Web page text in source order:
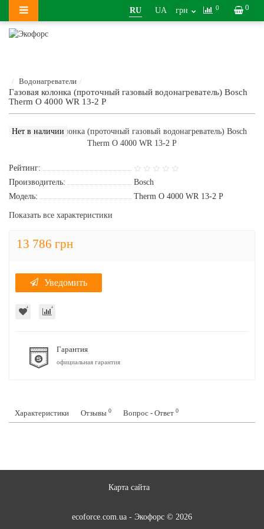
0
RU UA грн 0
Водонагреватели
Газовая колонка (проточный газовый водонагреватель) Bosch
Therm O 4000 WR 13-2 P
Нет в наличии
Рейтинг:
Производитель:
Bosch
Модель:
Therm O 4000 WR 13-2 P
Показать все характеристики
13 786 грн
Уведомить
Гарантия
официальная гарантия
Характеристики Отзывы 0 Вопрос - Ответ 0
Карта сайта
ecoforce.com.ua - Экофорс © 2026